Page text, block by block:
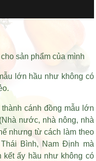
sản phẩm của mình
lớn hầu như không có
cánh đồng mẫu lớn
nước, nhà nông, nhà
nhưng từ cách làm theo
Bình, Nam Định mà
kết ấy hầu như không có